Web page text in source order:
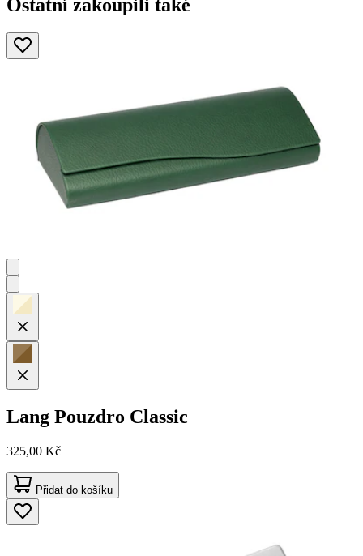
Ostatní zakoupili také
Lang Pouzdro Classic
325,00 Kč
Přidat do košíku